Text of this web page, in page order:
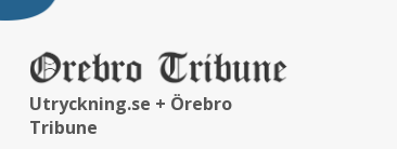
Utryckning.se + Örebro
Tribune